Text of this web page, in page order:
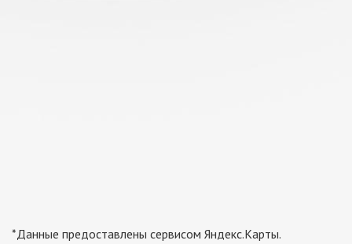
*Данные предоставлены сервисом Яндекс.Карты.